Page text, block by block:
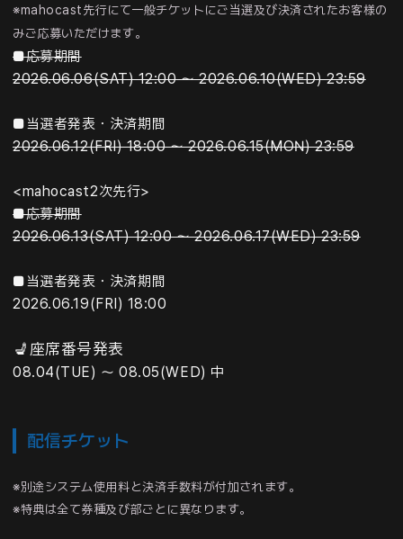
※mahocast先行にて一般チケットにご当選及び決済されたお客様の
みご応募いただけます。
■応募期間
2026.06.06(SAT) 12:00 ～ 2026.06.10(WED) 23:59
■当選者発表・決済期間
2026.06.12(FRI) 18:00 ～ 2026.06.15(MON) 23:59
<mahocast2次先行>
■応募期間
2026.06.13(SAT) 12:00 ～ 2026.06.17(WED) 23:59
■当選者発表・決済期間
2026.06.19(FRI) 18:00
💺座席番号発表
08.04(TUE) ～ 08.05(WED) 中
配信チケット
※別途システム使用料と決済手数料が付加されます。
※特典は全て券種及び部ごとに異なります。